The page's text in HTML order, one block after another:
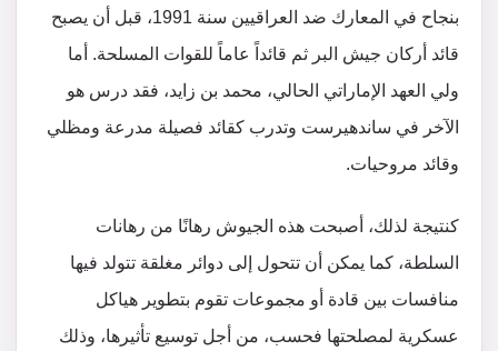
بنجاح في المعارك ضد العراقيين سنة 1991، قبل أن يصبح
قائد أركان جيش البر ثم قائداً عاماً للقوات المسلحة. أما
ولي العهد الإماراتي الحالي، محمد بن زايد، فقد درس هو
الآخر في ساندهيرست وتدرب كقائد فصيلة مدرعة ومظلي
وقائد مروحيات.
كنتيجة لذلك، أصبحت هذه الجيوش رهانًا من رهانات
السلطة، كما يمكن أن تتحول إلى دوائر مغلقة تتولد فيها
منافسات بين قادة أو مجموعات تقوم بتطوير هياكل
عسكرية لمصلحتها فحسب، من أجل توسيع تأثيرها، وذلك